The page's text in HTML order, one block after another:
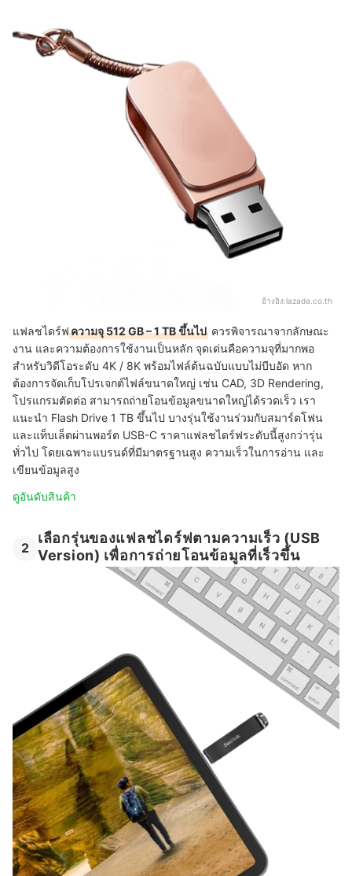
อ้างอิง:lazada.co.th
แฟลชไดร์ฟความจุ 512 GB – 1 TB ขึ้นไป ควรพิจารณาจากลักษณะ
งาน และความต้องการใช้งานเป็นหลัก จุดเด่นคือความจุที่มากพอ
สำหรับวิดีโอระดับ 4K / 8K พร้อมไฟล์ต้นฉบับแบบไม่บีบอัด หาก
ต้องการจัดเก็บโปรเจกต์ไฟล์ขนาดใหญ่ เช่น CAD, 3D Rendering,
โปรแกรมตัดต่อ สามารถถ่ายโอนข้อมูลขนาดใหญ่ได้รวดเร็ว เรา
แนะนำ Flash Drive 1 TB ขึ้นไป บางรุ่นใช้งานร่วมกับสมาร์ตโฟน
และแท็บเล็ตผ่านพอร์ต USB-C ราคาแฟลชไดร์ฟระดับนี้สูงกว่ารุ่น
ทั่วไป โดยเฉพาะแบรนด์ที่มีมาตรฐานสูง ความเร็วในการอ่าน และ
เขียนข้อมูลสูง
ดูอันดับสินค้า
2
เลือกรุ่นของแฟลชไดร์ฟตามความเร็ว (USB
Version) เพื่อการถ่ายโอนข้อมูลที่เร็วขึ้น